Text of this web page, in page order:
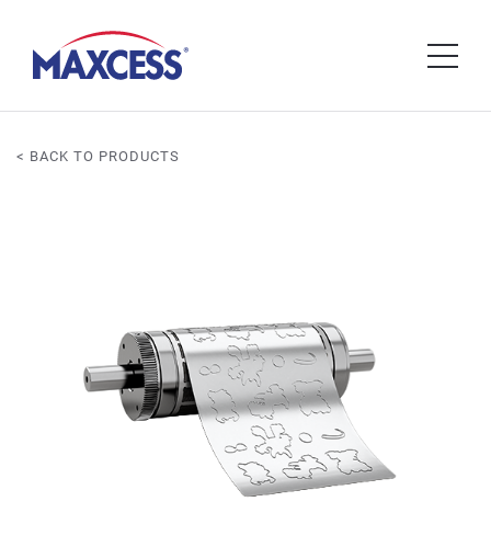
< BACK TO PRODUCTS